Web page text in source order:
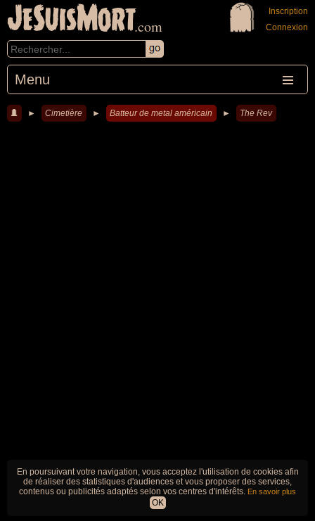
JeSuisMort.com
Menu
Inscription
Connexion
► Cimetière ► Batteur de metal américain ► The Rev
En poursuivant votre navigation, vous acceptez l'utilisation de cookies afin
de réaliser des statistiques d'audiences et vous proposer des services,
contenus ou publicités adaptés selon vos centres d'intérêts. En savoir plus
OK